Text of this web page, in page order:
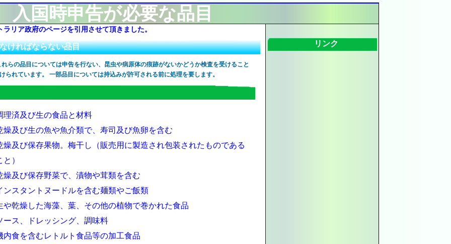
入国時申告が必要な品目
リンク
ラリア政府のページを引用させて頂きました。
ければならない品目
れらの品目については申告を行ない、昆虫や病原体の痕跡がないかどうか検査を受けること
られています。 一部品目については持込みが許可される前に処理を要します。
理済及び生の食品と材料
燥及び生の魚や魚介類で、寿司及び魚卵を含む
燥及び保存果物。梅干し（販売用に製造され包装されたものである
と）
燥及び保存野菜で、漬物や茸類を含む
ンスタントヌードルを含む麺類やご飯類
や乾燥した海藻、葉、その他の植物で巻かれた食品
ース、ドレッシング、調味料
内食を含むレトルト食品等の加工食品